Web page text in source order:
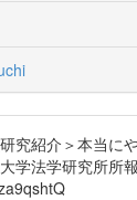
究紹介＞本当に
学法学研究所所